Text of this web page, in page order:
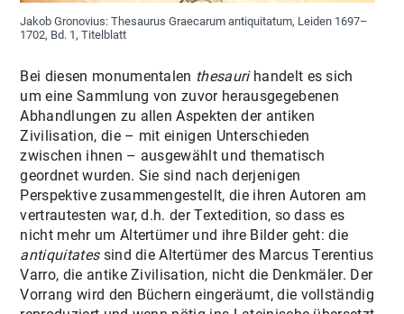
Jakob Gronovius: Thesaurus Graecarum antiquitatum, Leiden 1697–
1702, Bd. 1, Titelblatt
Bei diesen monumentalen thesaurihandelt es sich
um eine Sammlung von zuvor herausgegebenen
Abhandlungen zu allen Aspekten der antiken
Zivilisation, die – mit einigen Unterschieden
zwischen ihnen – ausgewählt und thematisch
geordnet wurden. Sie sind nach derjenigen
Perspektive zusammengestellt, die ihren Autoren am
vertrautesten war, d.h. der Textedition, so dass es
nicht mehr um Altertümer und ihre Bilder geht: die
antiquitatessind die Altertümer des Marcus Terentius
Varro, die antike Zivilisation, nicht die Denkmäler. Der
Vorrang wird den Büchern eingeräumt, die vollständig